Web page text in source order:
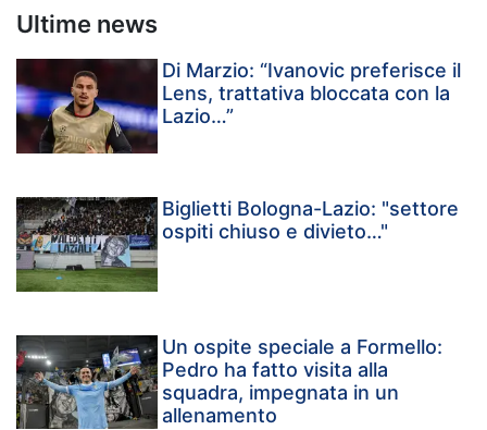
Ultime news
Di Marzio: “Ivanovic preferisce il
Lens, trattativa bloccata con la
Lazio…”
Biglietti Bologna-Lazio: "settore
ospiti chiuso e divieto…"
Un ospite speciale a Formello:
Pedro ha fatto visita alla
squadra, impegnata in un
allenamento